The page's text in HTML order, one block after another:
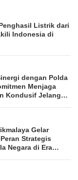
Listrik dari
Indonesia di
dengan Polda
Menjaga
Kondusif Jelang
Gelar
Strategis
Negara di Era